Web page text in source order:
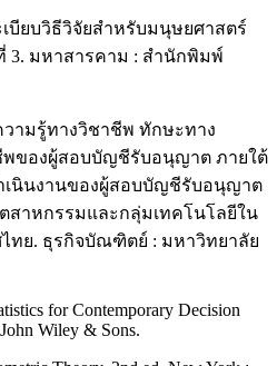
เบียบวิธีวิจัยสำหรับมนุษยศาสตร์
3. มหาสารคาม : สำนักพิมพ์
วามรู้ทางวิชาชีพ ทักษะทาง
ของผู้สอบบัญชีรับอนุญาต ภายใต้
เนินงานของผู้สอบบัญชีรับอนุญาต
สาหกรรมและกลุ่มเทคโนโลยีใน
ทย. ธุรกิจบัณฑิตย์ : มหาวิทยาลัย
for Contemporary Decision
Wiley & Sons.